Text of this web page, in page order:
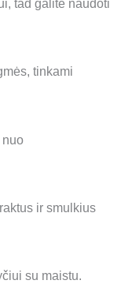
tad galite naudoti
tinkami
nuo
ir smulkius
su maistu.